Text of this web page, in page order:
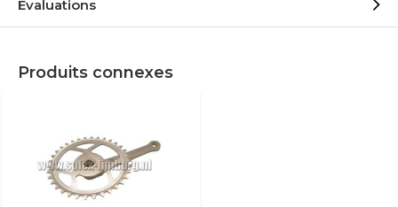
Évaluations
Produits connexes